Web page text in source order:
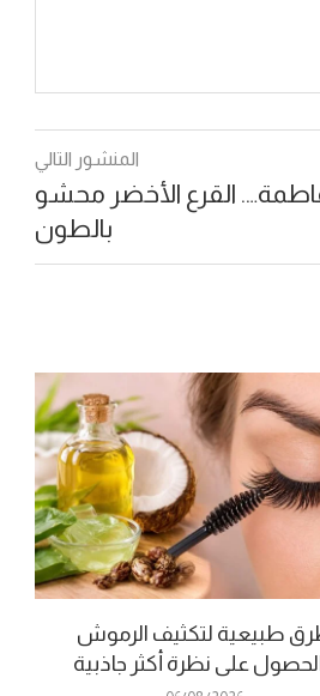
المنشور التالي
القرع الأخضر محشو
بالطون
طبيعية لتكثيف الرموش
على نظرة أكثر جاذبية